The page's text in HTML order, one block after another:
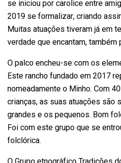
se iniciou por carolice entre
2019 se formalizar, criando
Muitas atuações tiveram já em
verdade que encantam, também
O palco encheu-se com os
Este rancho fundado em 2017
nomeadamente o Minho. Com
crianças, as suas atuações são
grandes e os pequenos. Bom
Foi com este grupo que se
folclórica.